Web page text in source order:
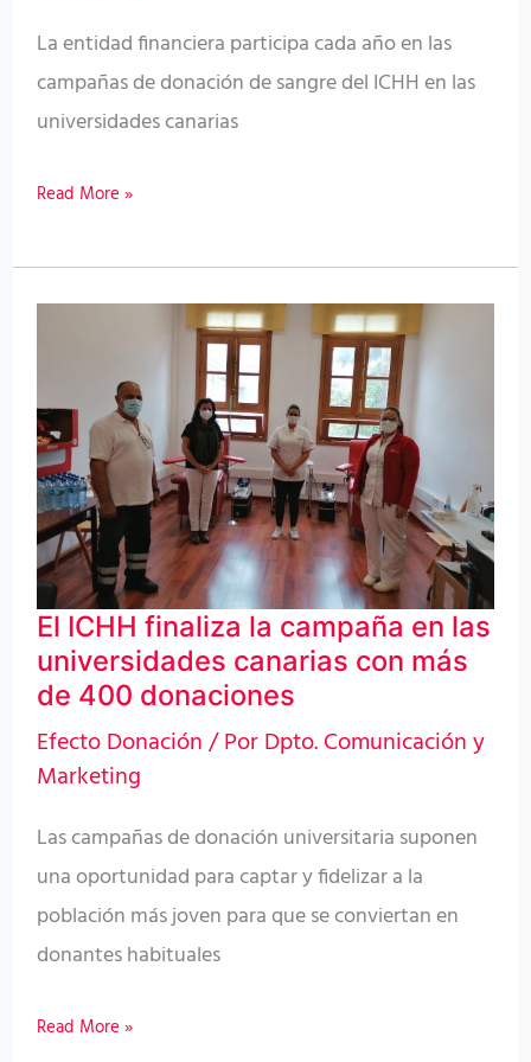
La entidad financiera participa cada año en las
campañas de donación de sangre del ICHH en las
universidades canarias
ULPGC
por
su
con
Read More »
El ICHH finaliza la campaña en las
universidades canarias con más
de 400 donaciones
Efecto Donación/ PorDpto. Comunicación y
Marketing
Las campañas de donación universitaria suponen
una oportunidad para captar y fidelizar a la
población más joven para que se conviertan en
donantes habituales
la
campaña
en
las
universidades
canarias
con
más
de
400
donaciones
Read More »